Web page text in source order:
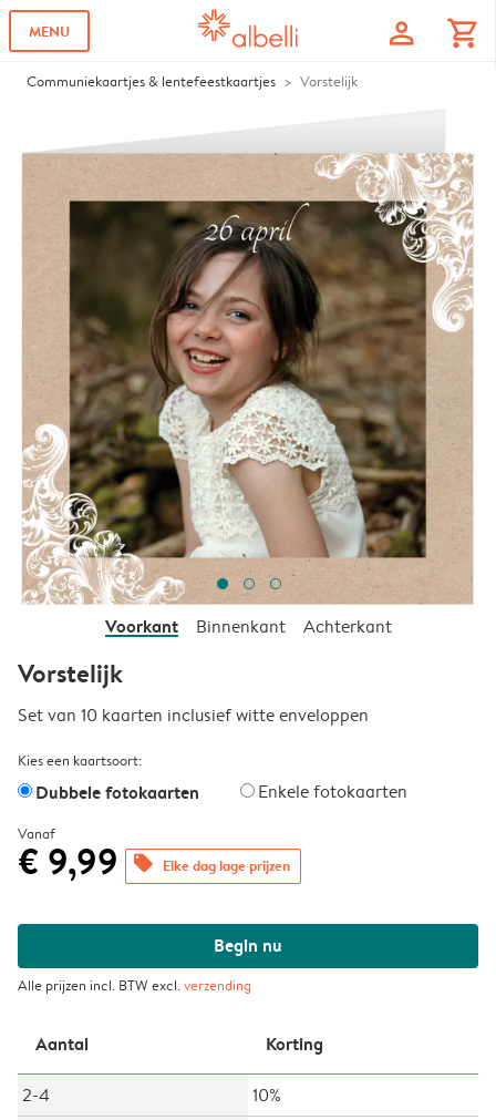
MENU profile shopping_cart
Communiekaartjes & lentefeestkaartjes Vorstelijk
Voorkant Binnenkant Achterkant
Vorstelijk
Set van 10 kaarten inclusief witte enveloppen
Kies een kaartsoort:
Dubbele fotokaarten Enkele fotokaarten
Vanaf
€ 9,99 offers Elke dag lage prijzen
Begin nu
Alle prijzen incl. BTW excl.verzending
Aantal Korting
2-4
10%